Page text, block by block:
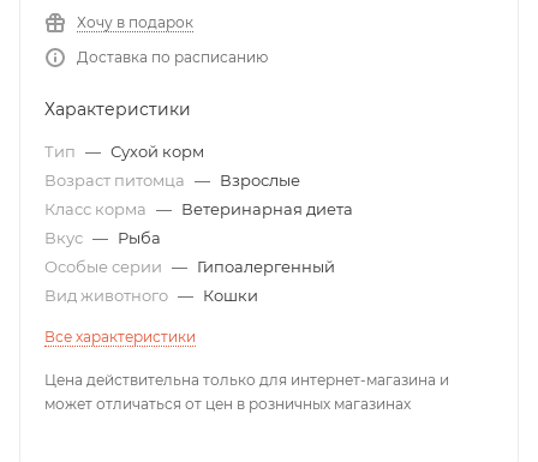
Хочу в подарок
Доставка по расписанию
Характеристики
Тип — Сухой корм
Возраст питомца — Взрослые
Класс корма — Ветеринарная диета
Вкус — Рыба
Особые серии — Гипоалергенный
Вид животного — Кошки
Все характеристики
Цена действительна только для интернет-магазина и
может отличаться от цен в розничных магазинах